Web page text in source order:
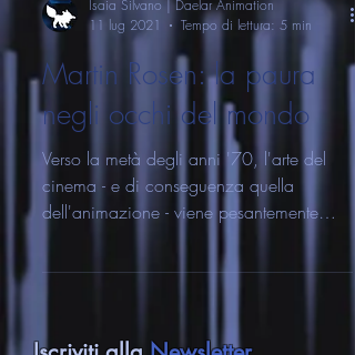
Isaia Silvano | Daelar Animation
11 lug 2021
Tempo di lettura: 5 min
Martin Rosen: la paura
negli occhi del mondo
cinema - e di conseguenza quella